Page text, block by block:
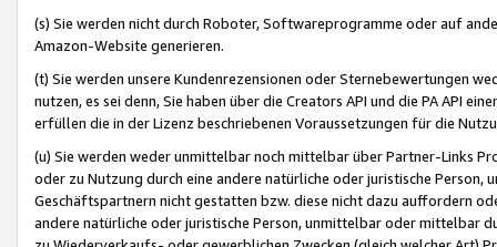
(s) Sie werden nicht durch Roboter, Softwareprogramme oder auf
Amazon-Website generieren.
(t) Sie werden unsere Kundenrezensionen oder Sternebewertungen
nutzen, es sei denn, Sie haben über die Creators API und die PA API
erfüllen die in der Lizenz beschriebenen Voraussetzungen für die
(u) Sie werden weder unmittelbar noch mittelbar über Partner-Links
oder zu Nutzung durch eine andere natürliche oder juristische
Geschäftspartnern nicht gestatten bzw. diese nicht dazu auffordern
andere natürliche oder juristische Person, unmittelbar oder mittelbar